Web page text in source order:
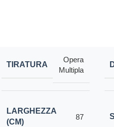
TIRATURA
Opera
Multipla
LARGHEZZA
(CM)
87